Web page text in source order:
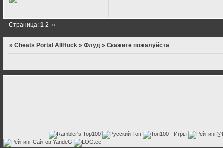
Страница:1 2 »
»Cheats Portal AllHuck »Флуд »Скажите пожалуйста